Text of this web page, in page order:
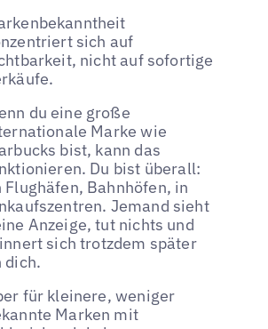
sich auf
nicht auf sofortige
du eine große
Marke wie
bist, kann das
Du bist überall:
Flughäfen, Bahnhöfen, in
Jemand sieht
Anzeige, tut nichts und
sich trotzdem später
dich.
für kleinere, weniger
Marken mit